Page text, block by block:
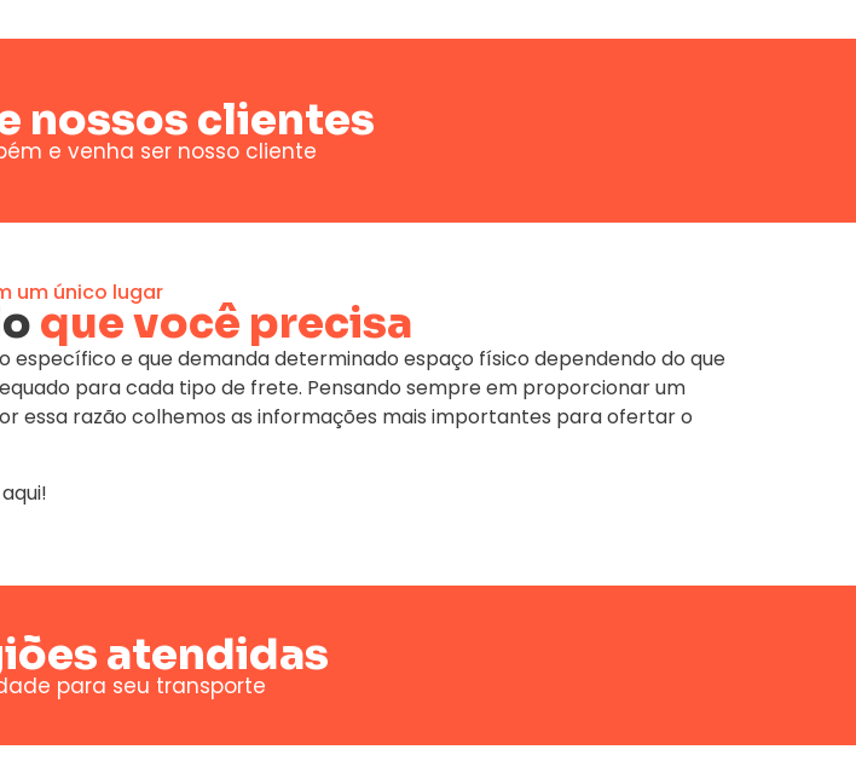
nossos clientes
e venha ser nosso cliente
um único lugar
que você precisa
e que demanda determinado espaço físico dependendo do que
para cada tipo de frete. Pensando sempre em proporcionar um
essa razão colhemos as informações mais importantes para ofertar o
atendidas
para seu transporte